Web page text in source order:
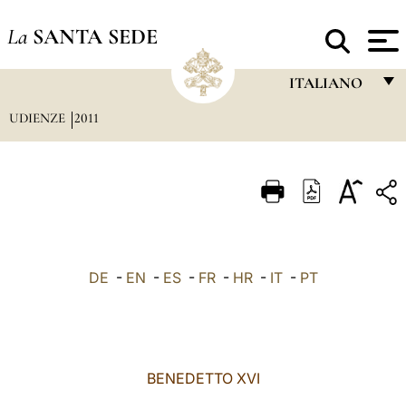
La SANTA SEDE
ITALIANO
ITALIANO
UDIENZE 2011
DE - EN - ES- FR- HR- IT- PT
BENEDETTO XVI